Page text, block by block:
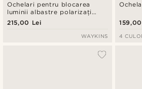
Ochelari pentru blocarea
luminii albastre polarizați
Walford Thea tortoise
215,00 Lei
WAYKINS 4